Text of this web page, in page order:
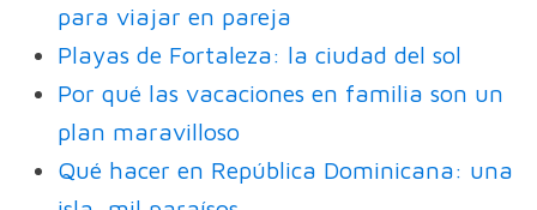
para viajar en pareja
Playas de Fortaleza: la ciudad del sol
Por qué las vacaciones en familia son un
plan maravilloso
Qué hacer en República Dominicana: una